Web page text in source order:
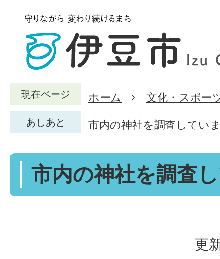
現在ページ ホーム 文化・スポー
あしあと 市内の神社を調査してい
市内の神社を調査
更